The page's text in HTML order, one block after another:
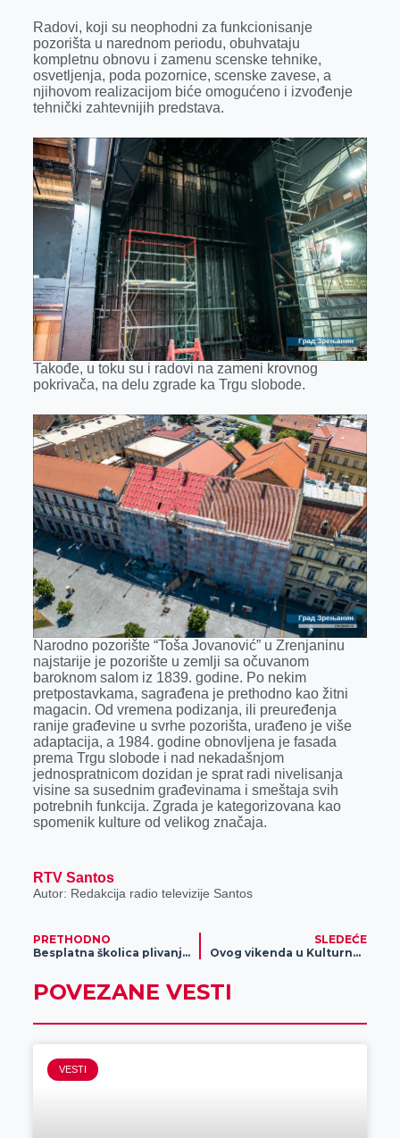
Radovi, koji su neophodni za funkcionisanje
pozorišta u narednom periodu, obuhvataju
kompletnu obnovu i zamenu scenske tehnike,
osvetljenja, poda pozornice, scenske zavese, a
njihovom realizacijom biće omogućeno i izvođenje
tehnički zahtevnijih predstava.
Takođe, u toku su i radovi na zameni krovnog
pokrivača, na delu zgrade ka Trgu slobode.
Narodno pozorište “Toša Jovanović” u Zrenjaninu
najstarije je pozorište u zemlji sa očuvanom
baroknom salom iz 1839. godine. Po nekim
pretpostavkama, sagrađena je prethodno kao žitni
magacin. Od vremena podizanja, ili preuređenja
ranije građevine u svrhe pozorišta, urađeno je više
adaptacija, a 1984. godine obnovljena je fasada
prema Trgu slobode i nad nekadašnjom
jednospratnicom dozidan je sprat radi nivelisanja
visine sa susednim građevinama i smeštaja svih
potrebnih funkcija. Zgrada je kategorizovana kao
spomenik kulture od velikog značaja.
RTV Santos
Autor: Redakcija radio televizije Santos
PRETHODNO
Besplatna školica plivanja organizuje se jedanaestu godinu zaredom
SLEDEĆE
Ovog vikenda u Kulturnom centru Zrenjanina – drugo veče ZROK festa
POVEZANE VESTI
VESTI